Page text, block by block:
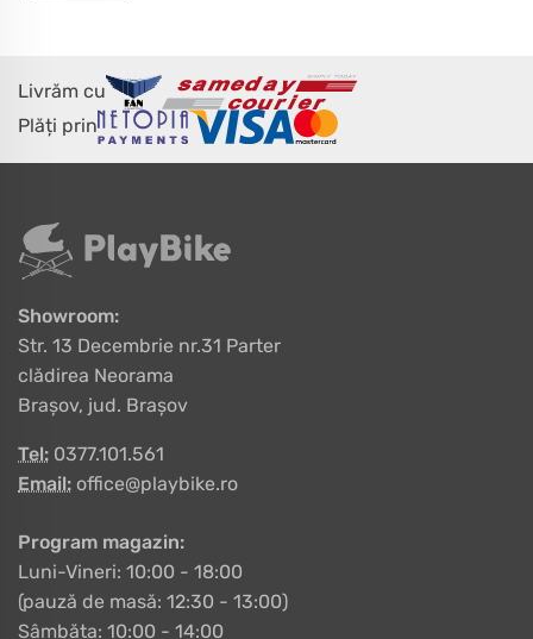
Livrăm cu
Plăți prin
Showroom:
Str. 13 Decembrie nr.31 Parter
clădirea Neorama
Brașov, jud. Brașov
Tel: 0377.101.561
Email: office@playbike.ro
Program magazin:
Luni-Vineri: 10:00 - 18:00
(pauză de masă: 12:30 - 13:00)
Sâmbăta: 10:00 - 14:00